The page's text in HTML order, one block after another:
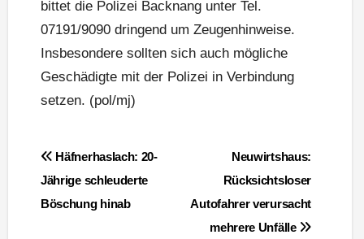
bittet die Polizei Backnang unter Tel.
07191/9090 dringend um Zeugenhinweise.
Insbesondere sollten sich auch mögliche
Geschädigte mit der Polizei in Verbindung
setzen. (pol/mj)
Beitragsnavigation
Neuwirtshaus:
Rücksichtsloser
Autofahrer verursacht
mehrere Unfälle
Häfnerhaslach: 20-
Jährige schleuderte
Böschung hinab